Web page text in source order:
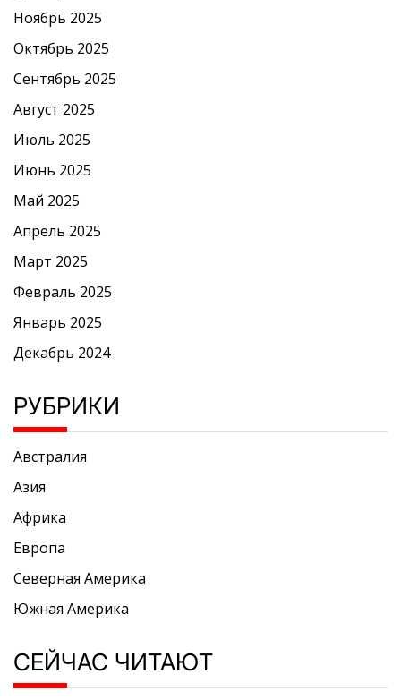
Ноябрь 2025
Октябрь 2025
Сентябрь 2025
Август 2025
Июль 2025
Июнь 2025
Май 2025
Апрель 2025
Март 2025
Февраль 2025
Январь 2025
Декабрь 2024
РУБРИКИ
Австралия
Азия
Африка
Европа
Северная Америка
Южная Америка
СЕЙЧАС ЧИТАЮТ